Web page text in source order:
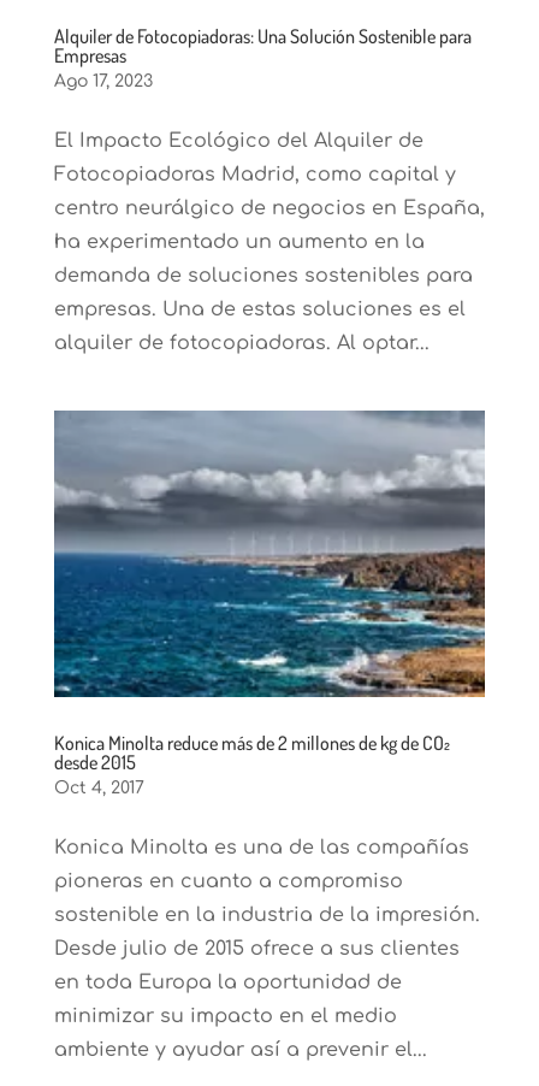
Alquiler de Fotocopiadoras: Una Solución Sostenible para
Empresas
Ago 17, 2023
El Impacto Ecológico del Alquiler de
Fotocopiadoras Madrid, como capital y
centro neurálgico de negocios en España,
ha experimentado un aumento en la
demanda de soluciones sostenibles para
empresas. Una de estas soluciones es el
alquiler de fotocopiadoras. Al optar...
Konica Minolta reduce más de 2 millones de kg de CO₂
desde 2015
Oct 4, 2017
Konica Minolta es una de las compañías
pioneras en cuanto a compromiso
sostenible en la industria de la impresión.
Desde julio de 2015 ofrece a sus clientes
en toda Europa la oportunidad de
minimizar su impacto en el medio
ambiente y ayudar así a prevenir el...